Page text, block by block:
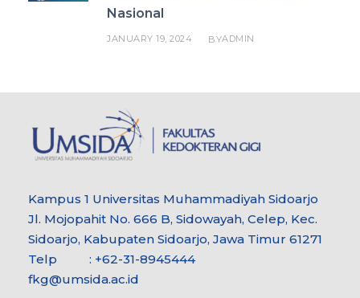
Nasional
JANUARY 19, 2024 BYADMIN
Kampus 1 Universitas Muhammadiyah Sidoarjo
Jl. Mojopahit No. 666 B, Sidowayah, Celep, Kec.
Sidoarjo, Kabupaten Sidoarjo, Jawa Timur 61271
Telp : +62-31-8945444
fkg@umsida.ac.id